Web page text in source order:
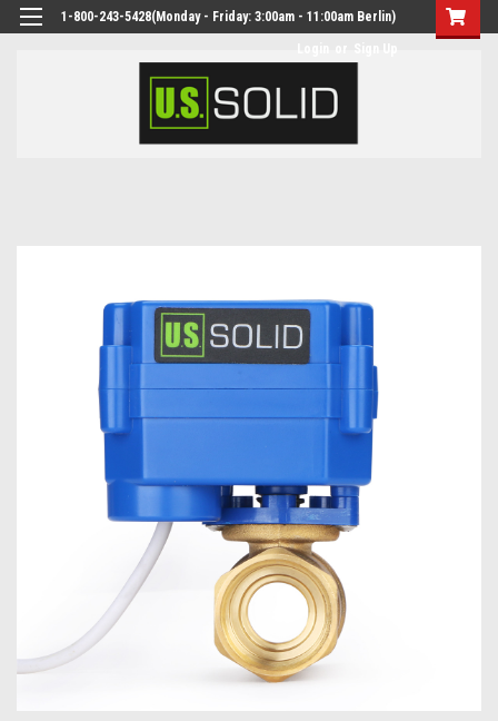
1-800-243-5428(Monday - Friday: 3:00am - 11:00am Berlin)